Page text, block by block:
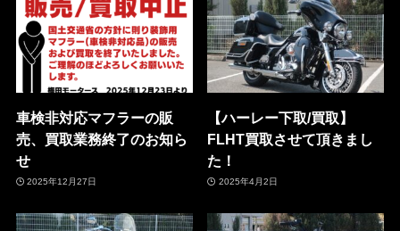
車検非対応マフラーの販
売、買取業務終了のお知ら
せ
2025年12月27日
【ハーレー下取/買取】
FLHT買取させて頂きまし
た！
2025年4月2日